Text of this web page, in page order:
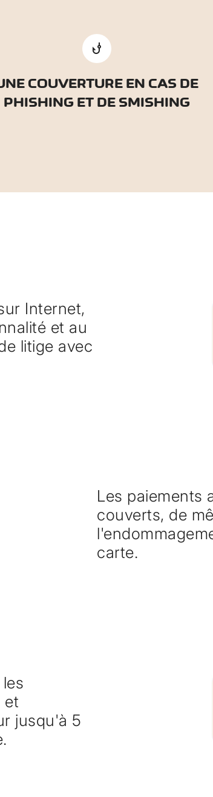
phishing
COUVERTURE EN CAS DE
PHISHING ET DE SMISHING
Internet,
et au
litige avec
Les paiements
couverts, de
carte.
et
jusqu'à 5